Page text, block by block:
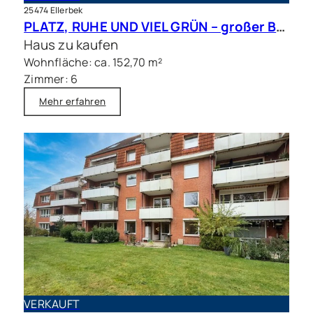
25474 Ellerbek
PLATZ, RUHE UND VIEL GRÜN – großer Bungalow mit Traumgrundstück in bester Lage
Haus zu kaufen
Wohnfläche: ca. 152,70 m²
Zimmer: 6
Mehr erfahren
VERKAUFT